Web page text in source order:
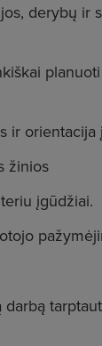
derybų ir
ir orientacija
žinios
įgūdžiai.